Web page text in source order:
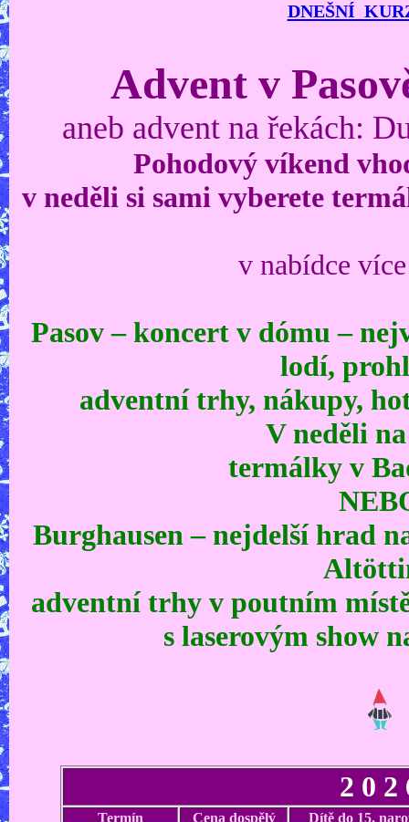
DNEŠNÍ
Advent v
aneb advent na řekách:
Pohodový víkend
v neděli si sami vyberete
v nabídce
Pasov – koncert v dómu –
lodí,
adventní trhy, nákupy,
V neděli
termálky v
Burghausen – nejdelší hrad
adventní trhy v poutním
s laserovým show
2 0 2
Termín Cena dospělý
Dítě do 15.